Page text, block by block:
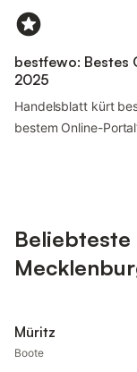
bestfewo: Bestes
2025
Handelsblatt kürt
bestem Online-
Beliebteste
Müritz
Boote